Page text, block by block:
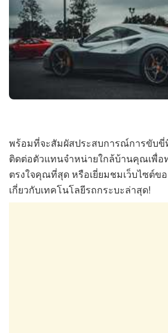
พร้อมที่จะสัมผัสประสบการณ์การขับขี่
ติดต่อตัวแทนจำหน่ายใกล้บ้านคุณเพื่อ
ตรงใจคุณที่สุด หรือเยี่ยมชมเว็บไซต์ขอ
เกี่ยวกับเทคโนโลยีรถกระบะล่าสุด!